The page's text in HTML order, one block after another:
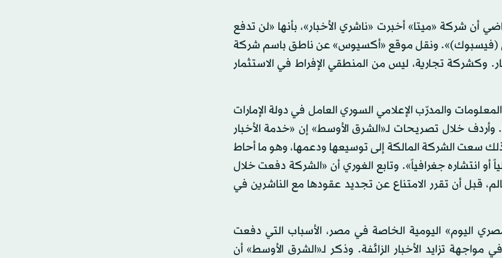
أن شركة «ميتا» أخبرت «ناشري الأخبار»، بأنها «لن تدفع
(فيسبوك)». ونقل موقع «أكسيوس» عن ناطق باسم شركة
وكشركة تجارية، ليس من المنطقي الإفراط في الاستثمار
والمدرّب الإعلامي السوري العامل في دولة الإمارات
وأردف خلال تصريحات لـ«الشرق الأوسط» إن «خدمة الأخبار
سعت الشركة المالكة إلى توسيعها ودعمها، وهو ما أحاط
انتشاره جغرافياً». وتابع الغوري أن «الشركة دفعت خلال
الأخبار حول العالم، قبل أن تقرر الامتناع عن تجديد عقودها مع الناشرين في
اليوم» اليومية الخاصة في مصر، الأسباب التي دفعت
تزايد الأخبار الزائفة. وذكر لـ«الشرق الأوسط» أن